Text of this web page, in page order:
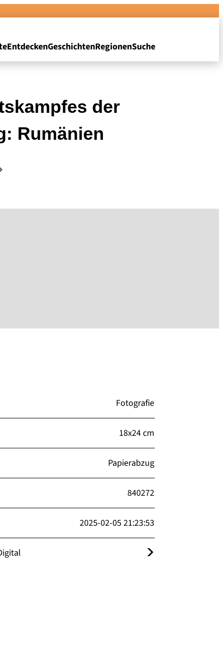
EntdeckenGeschichtenRegionenSuche
der
Rumänien
Fotografie
18x24 cm
Papierabzug
840272
2025-02-05 21:23:53